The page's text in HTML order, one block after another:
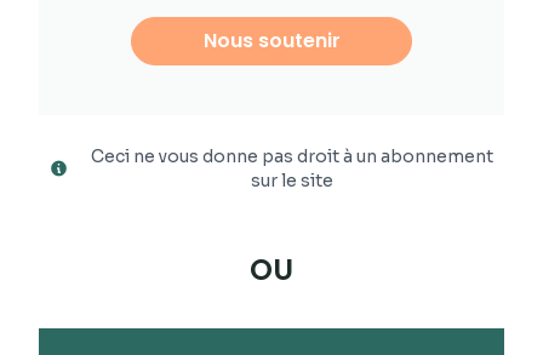
Nous soutenir
Ceci ne vous donne pas droit à un abonnement
sur le site
OU